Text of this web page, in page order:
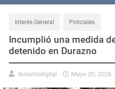
Interés General Policiales
Incumplió una medida
detenido en Durazno
duraznodigital Mayo 20, 2026